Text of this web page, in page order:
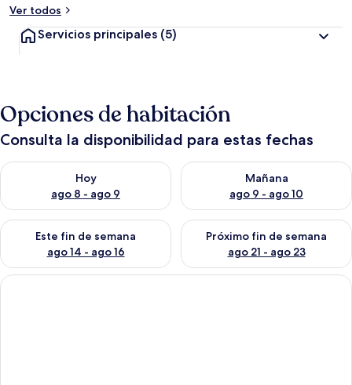
Ver todos
Servicios principales (5)
Opciones de habitación
Consulta la disponibilidad para estas fechas
Hoy
ago 8 - ago 9
Consulta la disponibilidad para hoy ago 8 - ago 9
Mañana
ago 9 - ago 10
Consulta la disponibilidad
Este fin de semana
ago 14 - ago 16
Consulta la disponibilidad para este fin de semana ago 14 -
Próximo fin de semana
ago 21 - ago 23
Consulta la disponibilidad